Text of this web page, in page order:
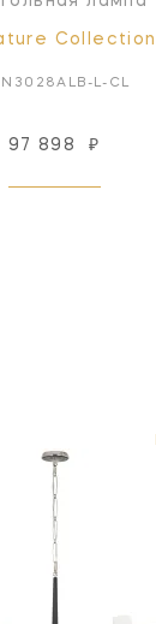
Collection
L-CL
97 898 ₽